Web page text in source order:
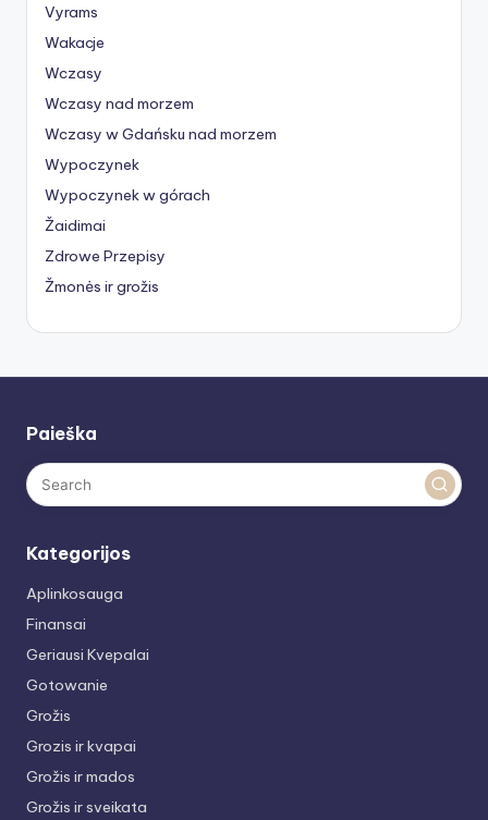
Vyrams
Wakacje
Wczasy
Wczasy nad morzem
Wczasy w Gdańsku nad morzem
Wypoczynek
Wypoczynek w górach
Žaidimai
Zdrowe Przepisy
Žmonės ir grožis
Paieška
Kategorijos
Aplinkosauga
Finansai
Geriausi Kvepalai
Gotowanie
Grožis
Grozis ir kvapai
Grožis ir mados
Grožis ir sveikata